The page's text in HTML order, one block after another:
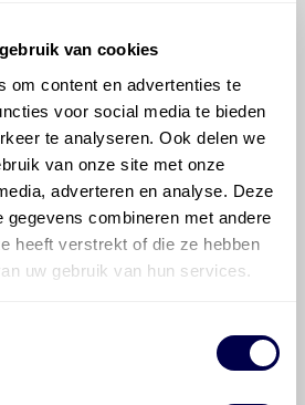
van cookies
om content en advertenties te
voor social media te bieden
te analyseren. Ook delen we
van onze site met onze
adverteren en analyse. Deze
gegevens combineren met andere
heeft verstrekt of die ze hebben
uw gebruik van hun services.
onze Techdesk
type F - 9.0 / C22.5
180 gram